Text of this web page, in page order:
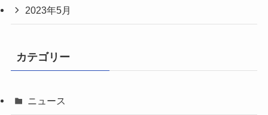
2023年5月
カテゴリー
ニュース